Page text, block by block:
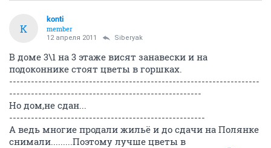
K
konti
member
12 апреля 2011 Siberyak
В доме 3\1 на 3 этаже висят занавески и на
подоконнике стоят цветы в горшках.
---------------------------------------------------------------------
-----------------------------------------------------
Но дом,не сдан...
------------------------------------------------------
А ведь многие продали жильё и до сдачи на Полянке
снимали.........Поэтому лучше цветы в